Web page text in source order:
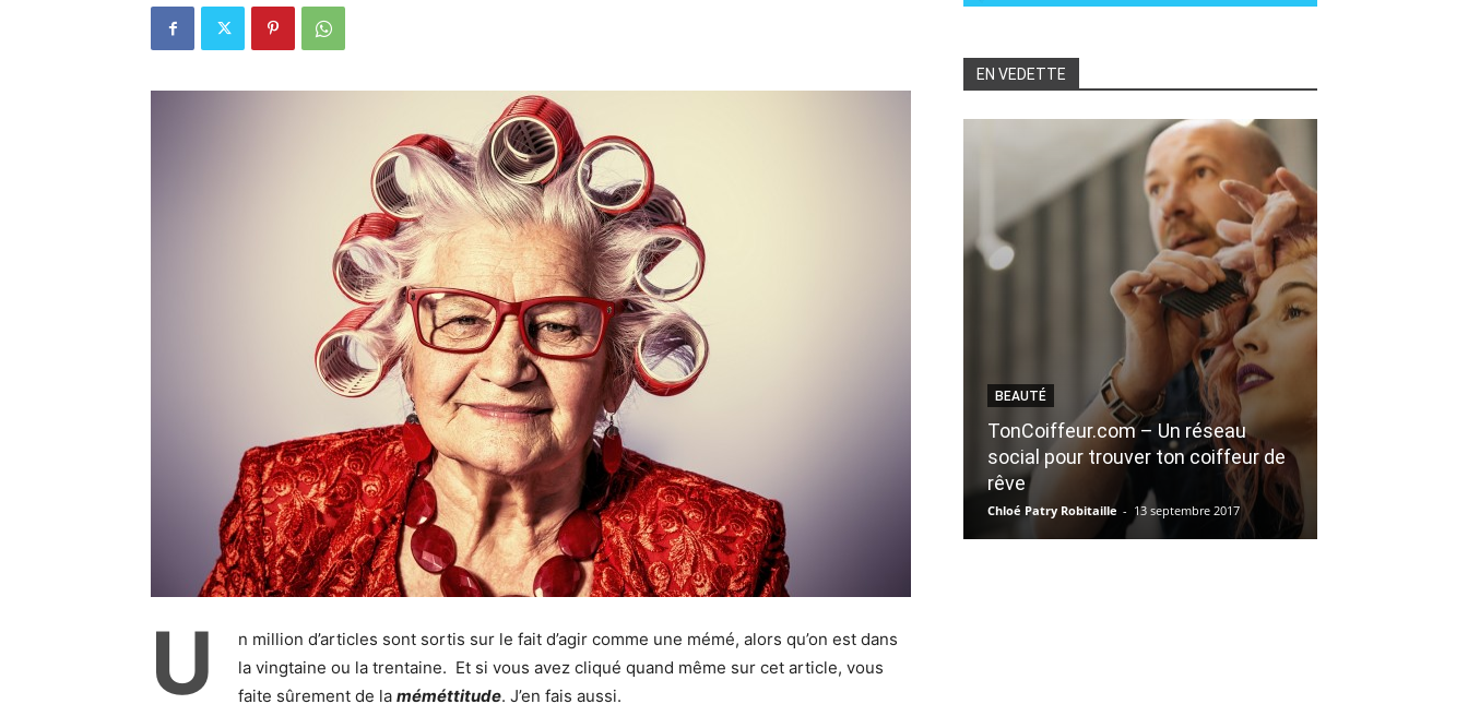
U
n million d’articles sont sortis sur le fait d’agir comme une mémé, alors qu’on est dans
la vingtaine ou la trentaine. Et si vous avez cliqué quand même sur cet article, vous
faite sûrement de la méméttitude. J’en fais aussi.
EN VEDETTE
BEAUTÉ
TonCoiffeur.com – Un réseau
social pour trouver ton coiffeur de
rêve
Chloé Patry Robitaille - 13 septembre 2017